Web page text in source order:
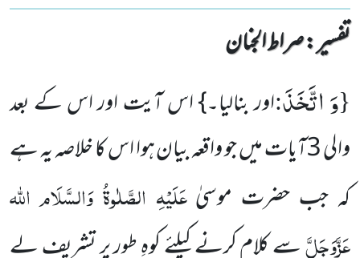
تفسیر : ‎صراط الجنان
{وَ اتَّخَذَ:اور بنالیا۔} اس آیت اور اس کے بعد
والی 3آیات میں جو واقعہ بیان ہوا اس کا خلاصہ یہ ہے
کہ جب حضرت موسیٰعَلَیْہِ الصَّلٰوۃُ وَالسَّلَام اللہ
عَزَّوَجَلَّسے کلام کرنے کیلئے کوہِ طور پر تشریف لے